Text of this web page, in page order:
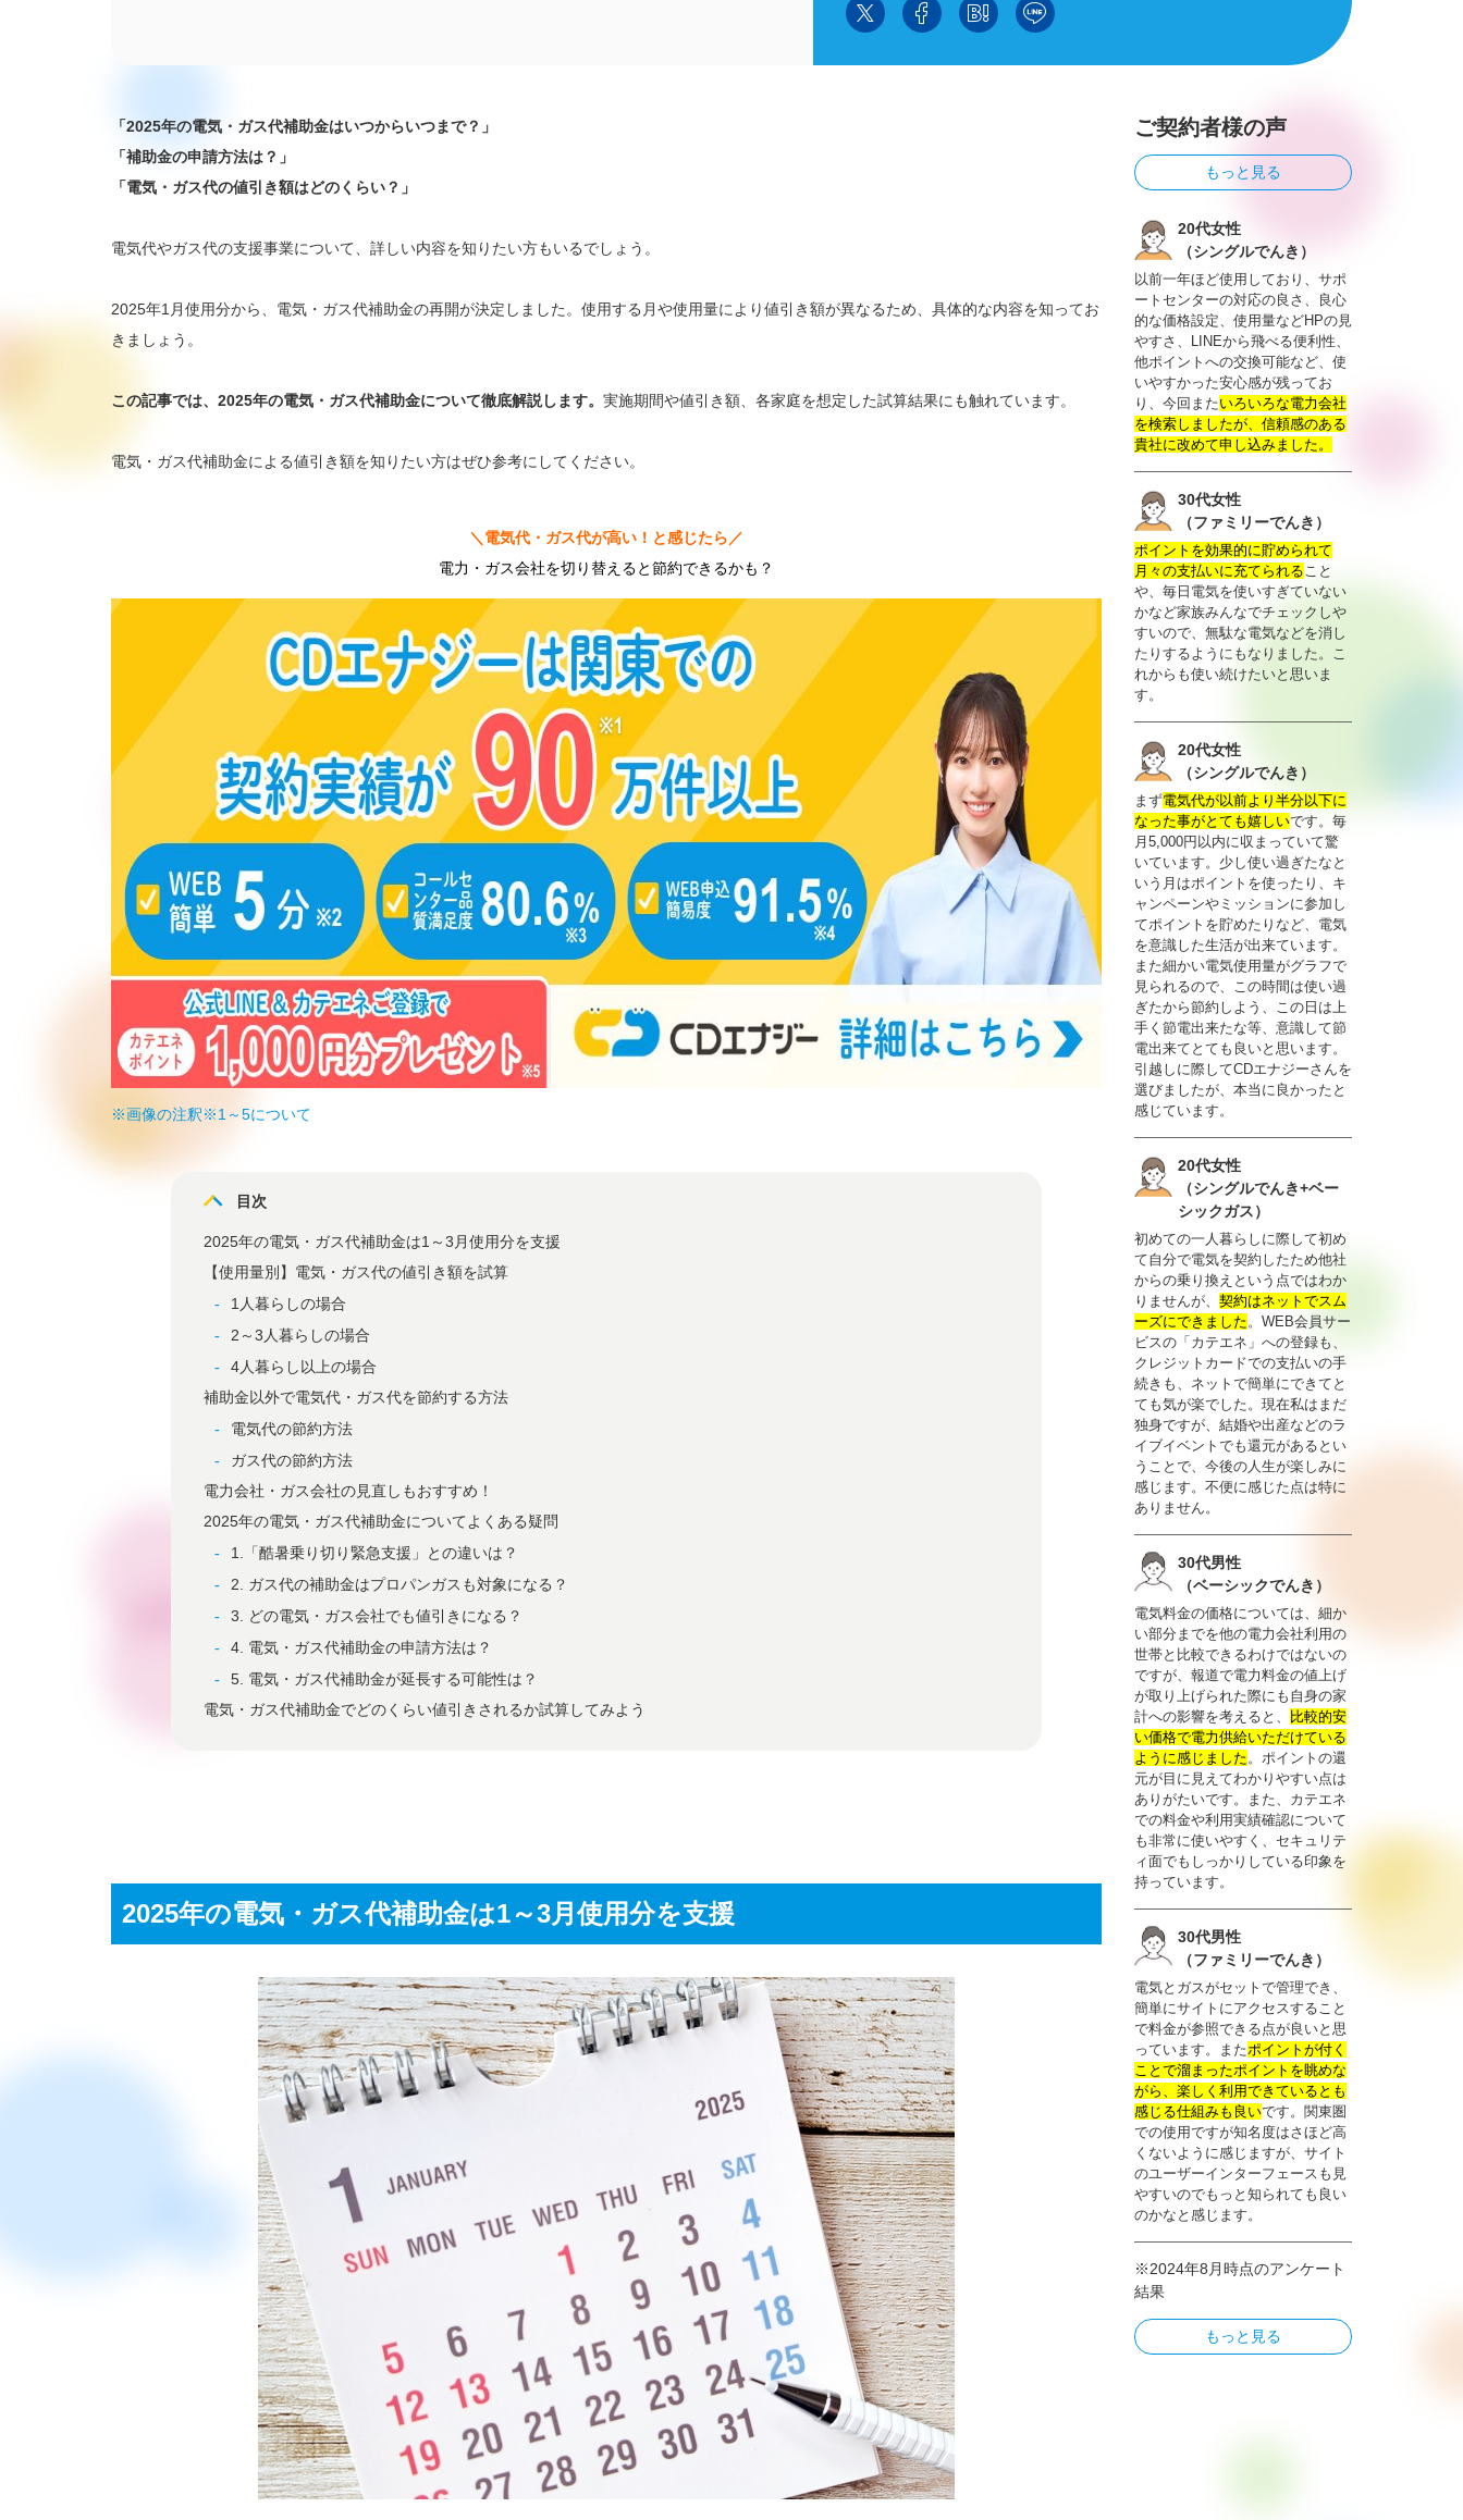
「2025年の電気・ガス代補助金はいつからいつまで？」
「補助金の申請方法は？」
「電気・ガス代の値引き額はどのくらい？」
電気代やガス代の支援事業について、詳しい内容を知りたい方もいるでしょう。
2025年1月使用分から、電気・ガス代補助金の再開が決定しました。使用する月や使用量により値引き額が異なるため、具体的な内容を知ってお
きましょう。
この記事では、2025年の電気・ガス代補助金について徹底解説します。 実施期間や値引き額、各家庭を想定した試算結果にも触れています。
電気・ガス代補助金による値引き額を知りたい方はぜひ参考にしてください。
＼電気代・ガス代が高い！と感じたら／
電力・ガス会社を切り替えると節約できるかも？
※画像の注釈※1～5について
目次
2025年の電気・ガス代補助金は1～3月使用分を支援
【使用量別】電気・ガス代の値引き額を試算
1人暮らしの場合
2～3人暮らしの場合
4人暮らし以上の場合
補助金以外で電気代・ガス代を節約する方法
電気代の節約方法
ガス代の節約方法
電力会社・ガス会社の見直しもおすすめ！
2025年の電気・ガス代補助金についてよくある疑問
1.「酷暑乗り切り緊急支援」との違いは？
2. ガス代の補助金はプロパンガスも対象になる？
3. どの電気・ガス会社でも値引きになる？
4. 電気・ガス代補助金の申請方法は？
5. 電気・ガス代補助金が延長する可能性は？
電気・ガス代補助金でどのくらい値引きされるか試算してみよう
2025年の電気・ガス代補助金は1～3月使用分を支援
ご契約者様の声
もっと見る
20代女性
（シングルでんき）
以前一年ほど使用しており、サポ
ートセンターの対応の良さ、良心
的な価格設定、使用量などHPの見
やすさ、LINEから飛べる便利性、
他ポイントへの交換可能など、使
いやすかった安心感が残ってお
り、今回またいろいろな電力会社
を検索しましたが、信頼感のある
貴社に改めて申し込みました。
30代女性
（ファミリーでんき）
ポイントを効果的に貯められて
月々の支払いに充てられること
や、毎日電気を使いすぎていない
かなど家族みんなでチェックしや
すいので、無駄な電気などを消し
たりするようにもなりました。こ
れからも使い続けたいと思いま
す。
20代女性
（シングルでんき）
まず電気代が以前より半分以下に
なった事がとても嬉しいです。毎
月5,000円以内に収まっていて驚
いています。少し使い過ぎたなと
いう月はポイントを使ったり、キ
ャンペーンやミッションに参加し
てポイントを貯めたりなど、電気
を意識した生活が出来ています。
また細かい電気使用量がグラフで
見られるので、この時間は使い過
ぎたから節約しよう、この日は上
手く節電出来たな等、意識して節
電出来てとても良いと思います。
引越しに際してCDエナジーさんを
選びましたが、本当に良かったと
感じています。
20代女性
（シングルでんき+ベー
シックガス）
初めての一人暮らしに際して初め
て自分で電気を契約したため他社
からの乗り換えという点ではわか
りませんが、 契約はネットでスム
ーズにできました。WEB会員サー
ビスの「カテエネ」への登録も、
クレジットカードでの支払いの手
続きも、ネットで簡単にできてと
ても気が楽でした。現在私はまだ
独身ですが、結婚や出産などのラ
イブイベントでも還元があるとい
うことで、今後の人生が楽しみに
感じます。不便に感じた点は特に
ありません。
30代男性
（ベーシックでんき）
電気料金の価格については、細か
い部分までを他の電力会社利用の
世帯と比較できるわけではないの
ですが、報道で電力料金の値上げ
が取り上げられた際にも自身の家
計への影響を考えると、
比較的安
い価格で電力供給いただけている
ように感じました。ポイントの還
元が目に見えてわかりやすい点は
ありがたいです。また、カテエネ
での料金や利用実績確認について
も非常に使いやすく、セキュリテ
ィ面でもしっかりしている印象を
持っています。
30代男性
（ファミリーでんき）
電気とガスがセットで管理でき、
簡単にサイトにアクセスすること
で料金が参照できる点が良いと思
っています。またポイントが付く
ことで溜まったポイントを眺めな
がら、楽しく利用できているとも
感じる仕組みも良いです。関東圏
での使用ですが知名度はさほど高
くないように感じますが、サイト
のユーザーインターフェースも見
やすいのでもっと知られても良い
のかなと感じます。
※2024年8月時点のアンケート
結果
もっと見る